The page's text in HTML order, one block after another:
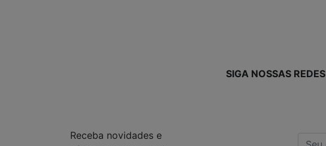
SIGA NOSSAS REDES
Receba novidades e